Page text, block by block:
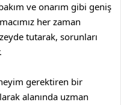
ve onarım gibi geniş
her zaman
tutarak, sorunları
gerektiren bir
alanında uzman